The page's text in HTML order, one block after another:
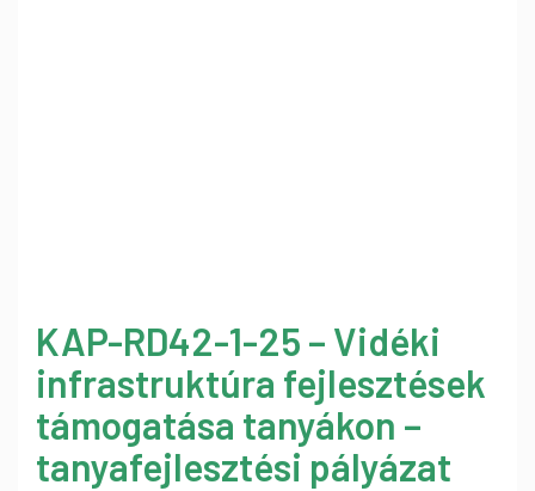
KAP-RD42-1-25 – Vidéki
infrastruktúra fejlesztések
támogatása tanyákon –
tanyafejlesztési pályázat